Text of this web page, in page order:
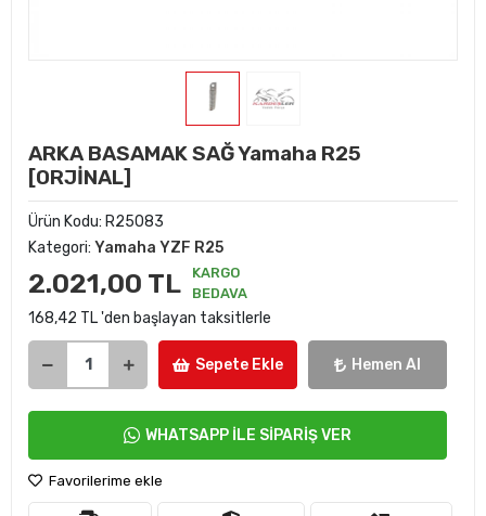
ARKA BASAMAK SAĞ Yamaha R25
[ORJİNAL]
Ürün Kodu: R25083
Kategori: Yamaha YZF R25
2.021,00 TL
KARGO
BEDAVA
168,42 TL 'den başlayan taksitlerle
Sepete Ekle Hemen Al
WHATSAPP İLE SİPARİŞ VER
Favorilerime ekle